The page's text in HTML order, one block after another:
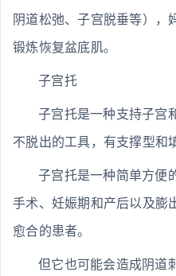
阴道松弛、子宫脱垂等），
锻炼恢复盆底肌。
子宫托
子宫托是一种支持子宫
不脱出的工具，有支撑型和
子宫托是一种简单方便
手术、妊娠期和产后以及膨
愈合的患者。
但它也可能会造成阴道